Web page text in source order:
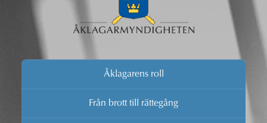
Åklagarens roll
Från brott till rättegång